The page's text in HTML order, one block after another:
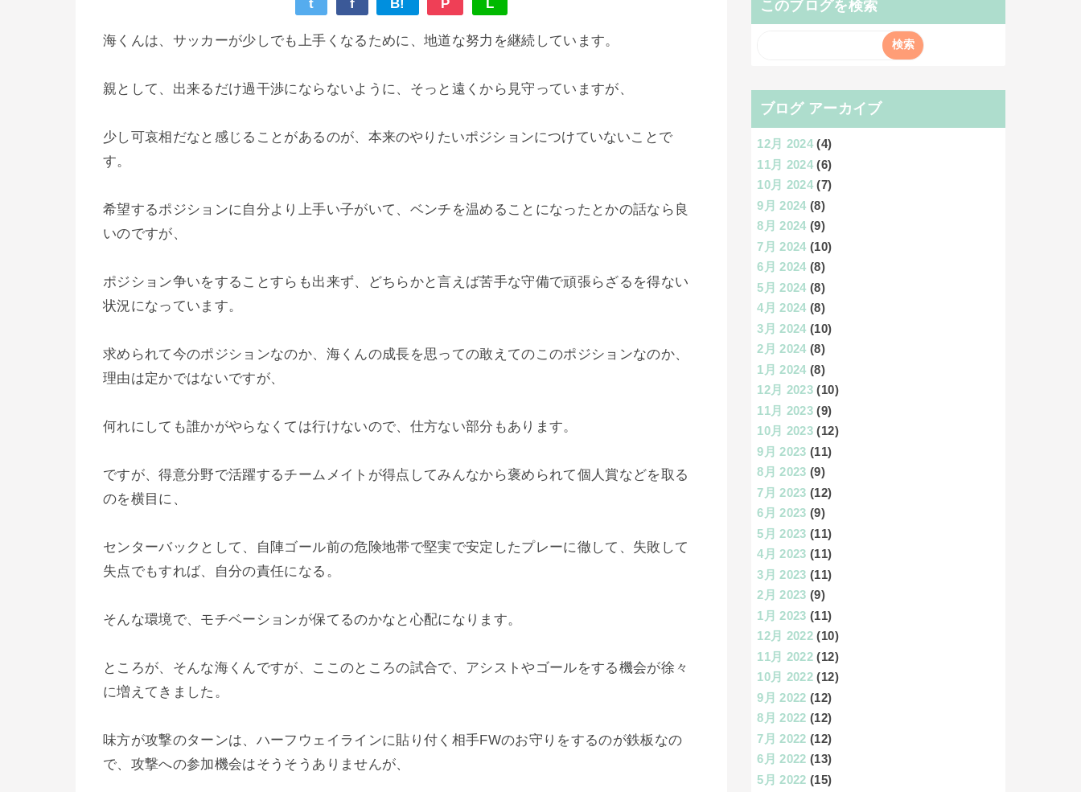
t f B! P L
海くんは、サッカーが少しでも上手くなるために、地道な努力を継続しています。
親として、出来るだけ過干渉にならないように、そっと遠くから見守っていますが、
少し可哀相だなと感じることがあるのが、 本来のやりたいポジションにつけていないことで
す。
希望するポジションに自分より上手い子がいて、ベンチを温めることになったとかの話なら良
いのですが、
ポジション争いをすることすらも出来ず、
どちらかと言えば苦手な守備で頑張らざるを得ない
状況になっています。
求められて今のポジションなのか、海くんの成長を思っての敢えてのこのポジションなのか、
理由は定かではないですが、
何れにしても誰かがやらなくては行けないので、仕方ない部分もあります。
ですが、得意分野で活躍するチームメイトが得点してみんなから褒められて個人賞などを取る
のを横目に、
センターバックとして、自陣ゴール前の危険地帯で堅実で安定したプレーに徹して、失敗して
失点でもすれば、自分の責任になる。
そんな環境で、モチベーションが保てるのかなと心配になります。
ところが、そんな海くんですが、ここのところの試合で、アシストやゴールをする機会が徐々
に増えてきました。
味方が攻撃のターンは、ハーフウェイラインに貼り付く相手FWのお守りをするのが鉄板なの
で、攻撃への参加機会はそうそうありませんが、
このブログを検索
ブログ アーカイブ
12月 2024 (4)
11月 2024 (6)
10月 2024 (7)
9月 2024 (8)
8月 2024 (9)
7月 2024 (10)
6月 2024 (8)
5月 2024 (8)
4月 2024 (8)
3月 2024 (10)
2月 2024 (8)
1月 2024 (8)
12月 2023 (10)
11月 2023 (9)
10月 2023 (12)
9月 2023 (11)
8月 2023 (9)
7月 2023 (12)
6月 2023 (9)
5月 2023 (11)
4月 2023 (11)
3月 2023 (11)
2月 2023 (9)
1月 2023 (11)
12月 2022 (10)
11月 2022 (12)
10月 2022 (12)
9月 2022 (12)
8月 2022 (12)
7月 2022 (12)
6月 2022 (13)
5月 2022 (15)